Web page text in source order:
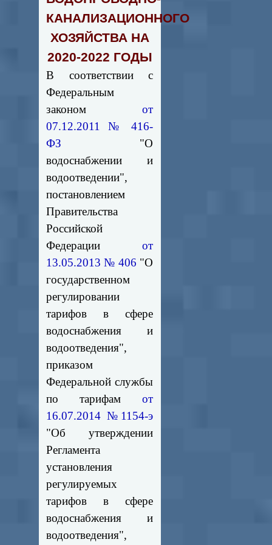
КАНАЛИЗАЦИОННОГО
ХОЗЯЙСТВА НА
2020-2022 ГОДЫ
В соответствии с
Федеральным
законом от
07.12.2011 № 416-
ФЗ "О
водоснабжении и
водоотведении",
постановлением
Правительства
Российской
Федерации от
13.05.2013 № 406 "О
государственном
регулировании
тарифов в сфере
водоснабжения и
водоотведения",
приказом
Федеральной службы
по тарифам от
16.07.2014 №1154-э
"Об утверждении
Регламента
установления
регулируемых
тарифов в сфере
водоснабжения и
водоотведения",